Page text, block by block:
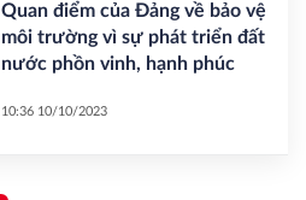
Quan điểm của Đảng về bảo vệ
môi trường vì sự phát triển đất
nước phồn vinh, hạnh phúc
10:36 10/10/2023